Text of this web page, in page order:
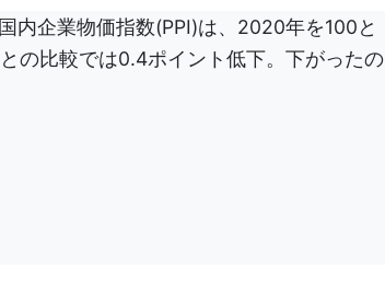
内企業物価指数(PPI)は、2020年を100と
の比較では0.4ポイント低下。下がったの